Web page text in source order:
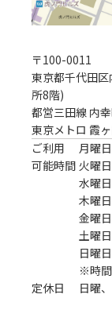
〒100-0011
東京都千代田
所8階)
都営三田線 内
東京メトロ 霞
ご利用
可能時間
月曜
火曜
水曜
木曜
金曜
土曜
日曜
※時間
定休日
日曜